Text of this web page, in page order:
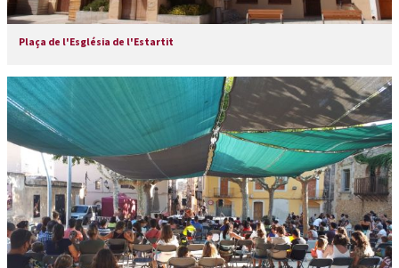
Plaça de l'Església de l'Estartit